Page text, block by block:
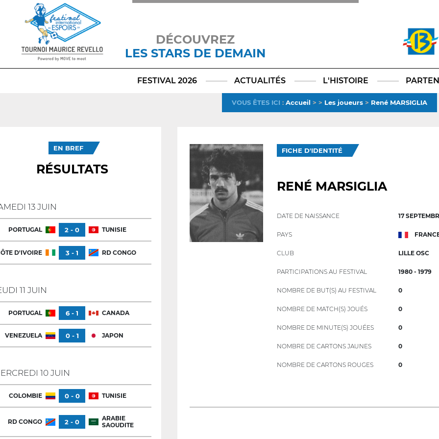
DÉCOUVREZ
LES STARS DE DEMAIN
TikTokLinkedIn
X
FESTIVAL 2026 ACTUALITÉS L'HISTOIRE
VOUS ÊTES ICI : Accueil > > Les joueurs> René MARSIGLIA
EN BREF
RÉSULTATS
13 JUIN
PORTUGAL 2 - 0 TUNISIE
D'IVOIRE 3 - 1 RD CONGO
11 JUIN
PORTUGAL 6 - 1 CANADA
VENEZUELA 0 - 1 JAPON
10 JUIN
COLOMBIE 0 - 0 TUNISIE
RD CONGO 2 - 0
ARABIE
SAOUDITE
FICHE D'IDENTITÉ
RENÉ MARSIGLIA
DATE DE NAISSANCE 17
PAYS
CLUB LILLE OSC
PARTICIPATIONS AU FESTIVAL 1980 - 1979
NOMBRE DE BUT(S) AU FESTIVAL 0
NOMBRE DE MATCH(S) JOUÉS 0
NOMBRE DE MINUTE(S) JOUÉES 0
NOMBRE DE CARTONS JAUNES 0
NOMBRE DE CARTONS ROUGES 0